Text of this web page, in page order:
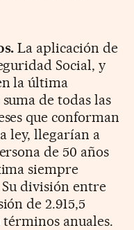
La aplicación de
Social, y
la última
de todas las
que conforman
ley, llegarían a
de 50 años
siempre
Su división entre
de 2.915,5
términos anuales.